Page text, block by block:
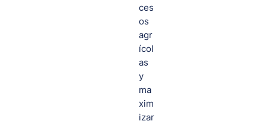
ces
os
agr
ícol
as
y
ma
xim
izar